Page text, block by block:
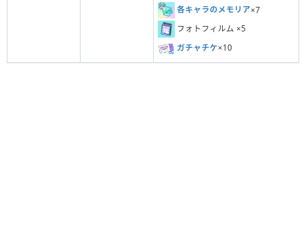
各キャラのメモリア×7
フォトフィルム ×5
ガチャチケ×10